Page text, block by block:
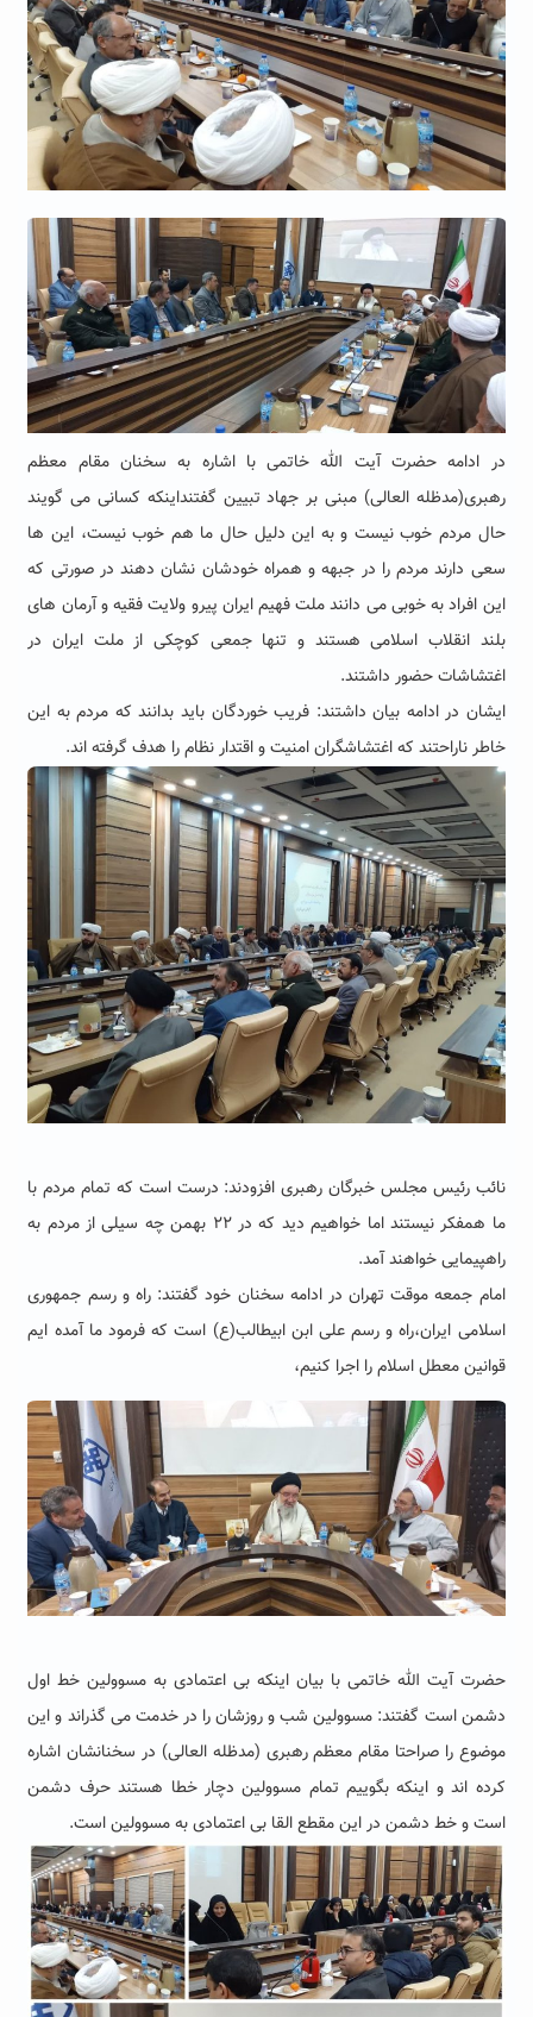
در ادامه حضرت آیت الله خاتمیبا اشاره به سخنان مقام معظم
رهبری(مدظله العالی) مبنی بر جهاد تبیین گفتنداینکه کسانی می گویند
حال مردم خوب نیست و به این دلیل حال ما هم خوب نیست، این ها
سعی دارند مردم را در جبهه و همراه خودشان نشان دهند در صورتی که
این افراد به خوبی می دانند ملت فهیم ایران پیرو ولایت فقیه و آرمان های
بلند انقلاب اسلامی هستند و تنها جمعی کوچکی از ملت ایران در
اغتشاشات حضور داشتند.
ایشان در ادامه بیان داشتند: فریب خوردگان باید بدانند که مردم به این
خاطر ناراحتند که اغتشاشگران امنیت و اقتدار نظام را هدف گرفته اند.
نائب رئیس مجلس خبرگان رهبری افزودند: درست است که تمام مردم با
ما همفکر نیستند اما خواهیم دید که در ۲۲ بهمن چه سیلی از مردم به
راهپیمایی خواهند آمد.
امام جمعه موقت تهران در ادامه سخنان خود گفتند: راه و رسم جمهوری
اسلامی ایران،راه و رسم علی ابن ابیطالب(ع) است که فرمود ما آمده ایم
قوانین معطل اسلام را اجرا کنیم،
حضرت آیت الله خاتمی با بیان اینکه بی اعتمادی به مسوولین خط اول
دشمن است گفتند: مسوولین شب و روزشان را در خدمت می گذراند و این
موضوع را صراحتا مقام معظم رهبری (مدظله العالی) در سخنانشان اشاره
کرده اند و اینکه بگوییم تمام مسوولین دچار خطا هستند حرف دشمن
است و خط دشمن در این مقطع القا بی اعتمادی به مسوولین است.